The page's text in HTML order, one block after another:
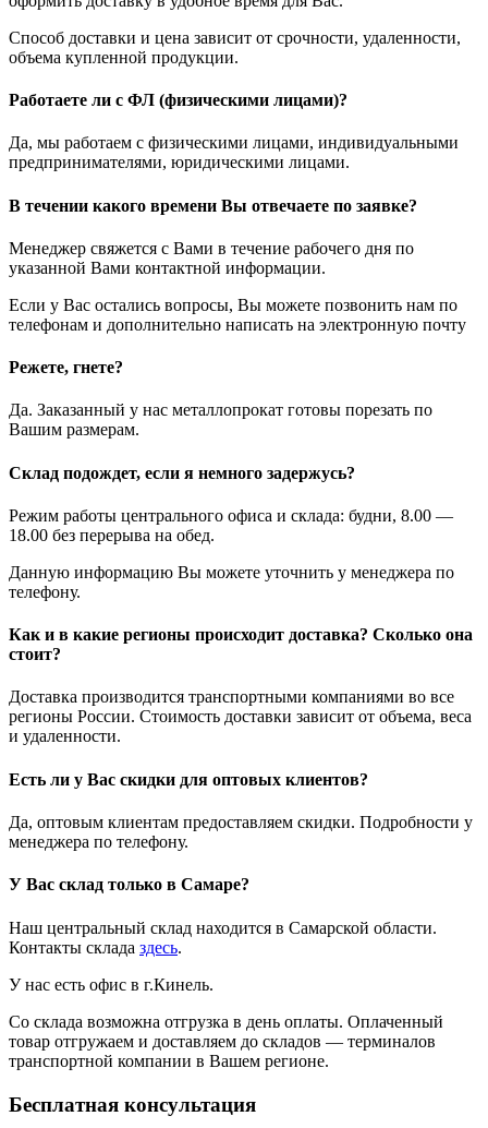
Способ доставки и цена зависит от срочности, удаленности,
объема купленной продукции.
Работаете ли с ФЛ (физическими лицами)?
Да, мы работаем с физическими лицами, индивидуальными
предпринимателями, юридическими лицами.
В течении какого времени Вы отвечаете по заявке?
Менеджер свяжется с Вами в течение рабочего дня по
указанной Вами контактной информации.
Если у Вас остались вопросы, Вы можете позвонить нам по
телефонам и дополнительно написать на электронную почту
Режете, гнете?
Да. Заказанный у нас металлопрокат готовы порезать по
Вашим размерам.
Склад подождет, если я немного задержусь?
Режим работы центрального офиса и склада: будни, 8.00 —
18.00 без перерыва на обед.
Данную информацию Вы можете уточнить у менеджера по
телефону.
Как и в какие регионы происходит доставка? Сколько она
стоит?
Доставка производится транспортными компаниями во все
регионы России. Стоимость доставки зависит от объема, веса
и удаленности.
Есть ли у Вас скидки для оптовых клиентов?
Да, оптовым клиентам предоставляем скидки. Подробности у
менеджера по телефону.
У Вас склад только в Самаре?
Наш центральный склад находится в Самарской области.
Контакты склада здесь.
У нас есть офис в г.Кинель.
Со склада возможна отгрузка в день оплаты. Оплаченный
товар отгружаем и доставляем до складов — терминалов
транспортной компании в Вашем регионе.
Бесплатная консультация